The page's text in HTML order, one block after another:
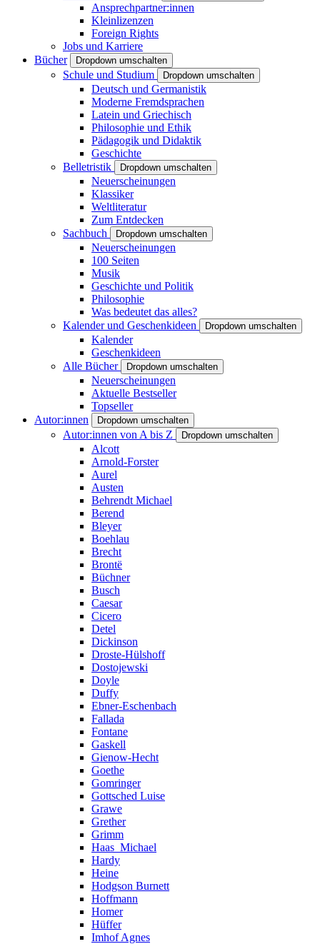
Ansprechpartner:innen
Kleinlizenzen
Foreign Rights
Jobs und Karriere
Bücher
Dropdown umschalten
Schule und Studium Dropdown umschalten
Deutsch und Germanistik
Moderne Fremdsprachen
Latein und Griechisch
Philosophie und Ethik
Pädagogik und Didaktik
Geschichte
Belletristik
Dropdown umschalten
Neuerscheinungen
Klassiker
Weltliteratur
Zum Entdecken
Sachbuch
Dropdown umschalten
Neuerscheinungen
100 Seiten
Musik
Geschichte und Politik
Philosophie
Was bedeutet das alles?
Kalender und Geschenkideen
Dropdown umschalten
Kalender
Geschenkideen
Alle Bücher
Dropdown umschalten
Neuerscheinungen
Aktuelle Bestseller
Topseller
Autor:innen
Dropdown umschalten
Autor:innen von A bis Z Dropdown umschalten
Alcott
Arnold-Forster
Aurel
Austen
Behrendt Michael
Berend
Bleyer
Boehlau
Brecht
Brontë
Büchner
Busch
Caesar
Cicero
Detel
Dickinson
Droste-Hülshoff
Dostojewski
Doyle
Duffy
Ebner-Eschenbach
Fallada
Fontane
Gaskell
Gienow-Hecht
Goethe
Gomringer
Gottsched Luise
Grawe
Grether
Grimm
Haas_Michael
Hardy
Heine
Hodgson Burnett
Hoffmann
Homer
Hüffer
Imhof Agnes